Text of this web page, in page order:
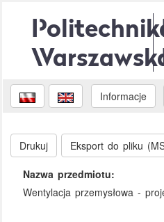
Informacje
Drukuj Eksport do pliku
Nazwa przedmiotu:
Wentylacja przemysłowa -